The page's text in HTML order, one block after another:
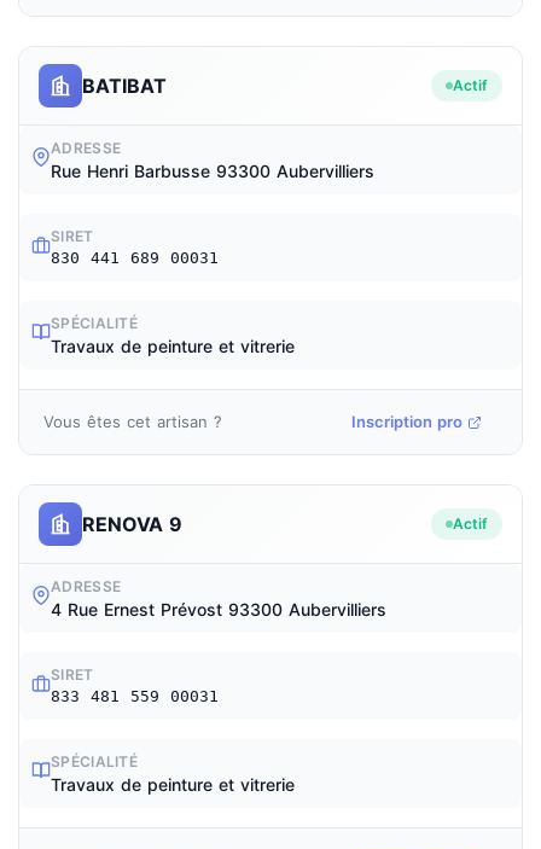
BATIBAT Actif
ADRESSE
Rue Henri Barbusse 93300 Aubervilliers
SIRET
830 441 689 00031
SPÉCIALITÉ
Travaux de peinture et vitrerie
Vous êtes cet artisan ? Inscription pro
RENOVA 9 Actif
ADRESSE
4 Rue Ernest Prévost 93300 Aubervilliers
SIRET
833 481 559 00031
SPÉCIALITÉ
Travaux de peinture et vitrerie